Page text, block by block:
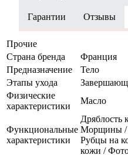
Гарантии Отзывы
Прочие
Страна бренда
Франция
Предназначение
Тело
Этапы ухода
Физические
характеристики
Масло
Функциональные
характеристики
Дряблость
Морщины /
Рубцы на
кожи /